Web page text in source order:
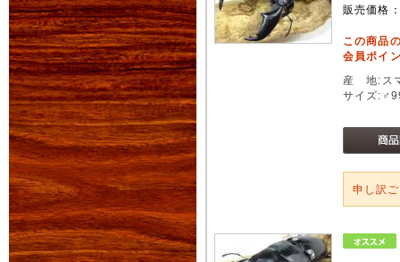
販売価格
この商品
会員ポイ
産 地:ス
サイズ
申し訳